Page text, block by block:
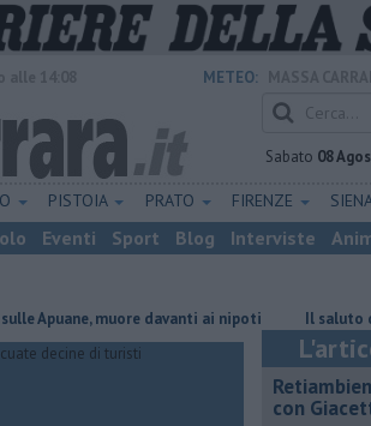
METEO:
Sabato 08
PISTOIA PRATO FIRENZE
Eventi Sport Blog Interviste
muore davanti ai nipoti Il saluto del
con